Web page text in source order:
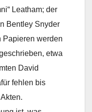
Leatham; der
Bentley Snyder
Papieren werden
etwa
David
fehlen bis